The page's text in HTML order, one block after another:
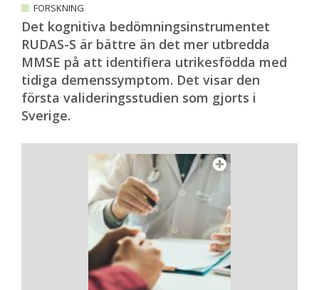
FORSKNING
Det kognitiva bedömningsinstrumentet
RUDAS-S är bättre än det mer utbredda
MMSE på att identifiera utrikesfödda med
tidiga demenssymptom. Det visar den
första valideringsstudien som gjorts i
Sverige.